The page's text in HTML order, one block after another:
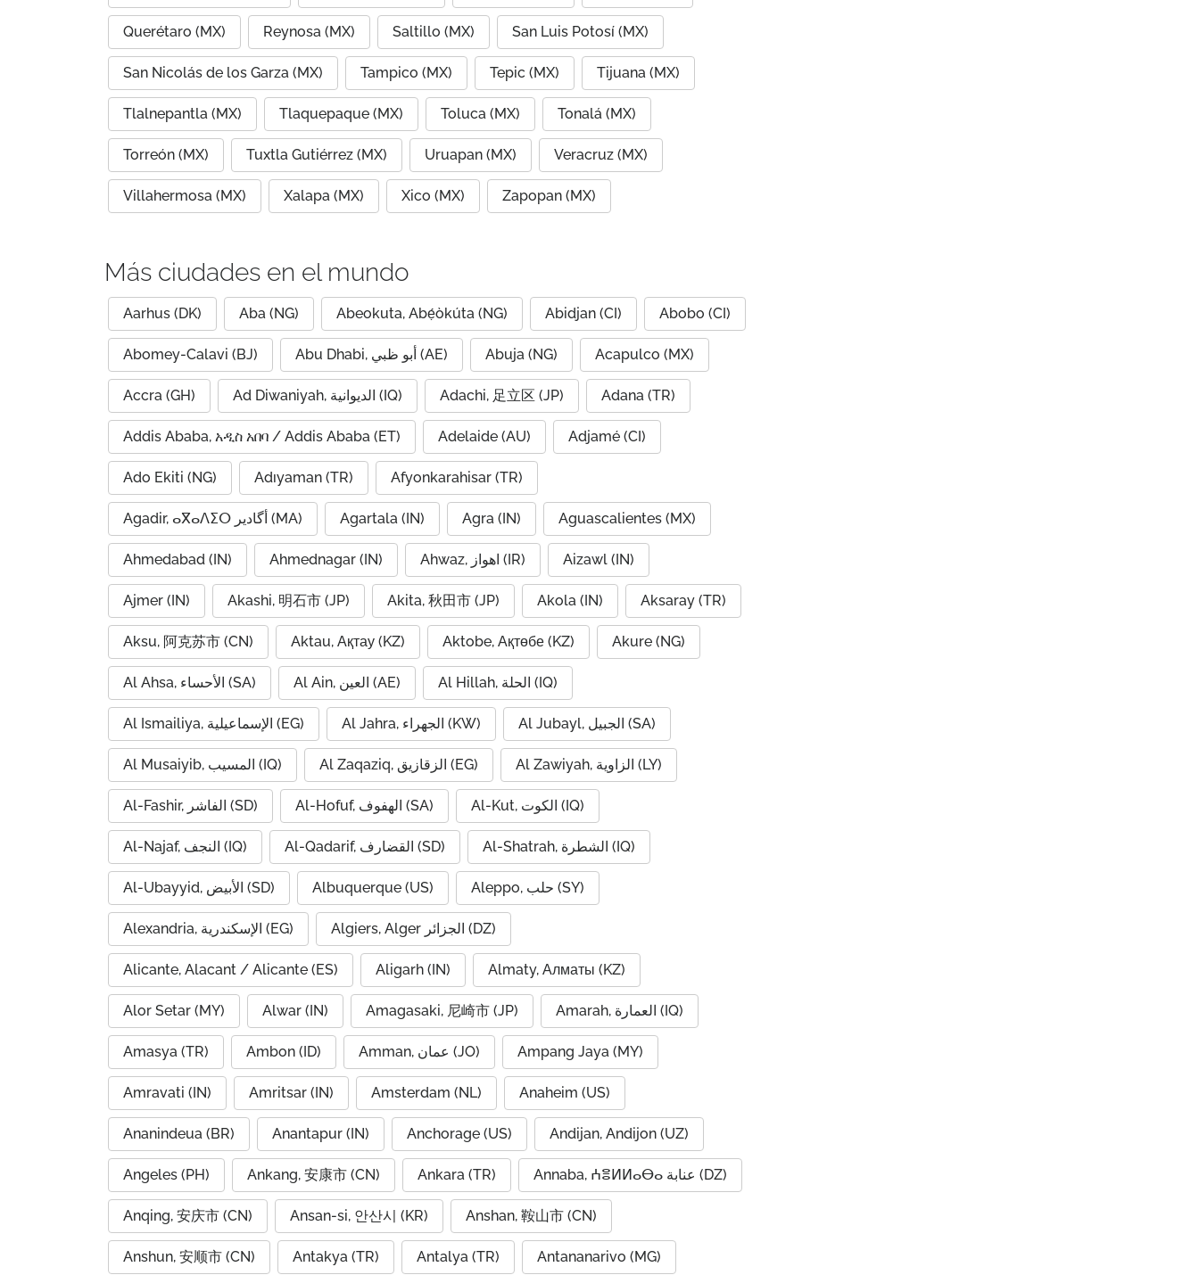
Querétaro (MX) Reynosa (MX) Saltillo (MX) San Luis Potosí (MX)
San Nicolás de los Garza (MX) Tampico (MX) Tepic (MX) Tijuana (MX)
Tlalnepantla (MX) Tlaquepaque (MX) Toluca (MX) Tonalá (MX)
Torreón (MX) Tuxtla Gutiérrez (MX) Uruapan (MX) Veracruz (MX)
Villahermosa (MX) Xalapa (MX) Xico (MX) Zapopan (MX)
Más ciudades en el mundo
Aarhus (DK) Aba (NG) Abeokuta, Abẹ́òkúta (NG) Abidjan (CI) Abobo (CI)
Abomey-Calavi (BJ) Abu Dhabi, أبو ظبي (AE) Abuja (NG) Acapulco (MX)
Accra (GH) Ad Diwaniyah, الديوانية (IQ) Adachi, 足立区 (JP) Adana (TR)
Addis Ababa, አዲስ አበባ / Addis Ababa (ET) Adelaide (AU) Adjamé (CI)
Ado Ekiti (NG) Adıyaman (TR) Afyonkarahisar (TR)
Agadir, ⴰⴳⴰⴷⵉⵔ أگادیر (MA) Agartala (IN) Agra (IN) Aguascalientes (MX)
Ahmedabad (IN) Ahmednagar (IN) Ahwaz, اهواز (IR) Aizawl (IN)
Ajmer (IN) Akashi, 明石市 (JP) Akita, 秋田市 (JP) Akola (IN) Aksaray (TR)
Aksu, 阿克苏市 (CN) Aktau, Ақтау (KZ) Aktobe, Ақтөбе (KZ) Akure (NG)
Al Ahsa, الأحساء (SA) Al Ain, العين (AE) Al Hillah, الحلة (IQ)
Al Ismailiya, الإسماعيلية (EG) Al Jahra, الجهراء (KW) Al Jubayl, الجبيل (SA)
Al Musaiyib, المسيب (IQ) Al Zaqaziq, الزقازيق (EG) Al Zawiyah, الزاوية (LY)
Al-Fashir, الفاشر (SD) Al-Hofuf, الهفوف (SA) Al-Kut, الكوت (IQ)
Al-Najaf, النجف (IQ) Al-Qadarif, القضارف (SD) Al-Shatrah, الشطرة (IQ)
Al-Ubayyid, الأبيض (SD) Albuquerque (US) Aleppo, حلب (SY)
Alexandria, الإسكندرية (EG) Algiers, Alger الجزائر (DZ)
Alicante, Alacant / Alicante (ES) Aligarh (IN) Almaty, Алматы (KZ)
Alor Setar (MY) Alwar (IN) Amagasaki, 尼崎市 (JP) Amarah, العمارة (IQ)
Amasya (TR) Ambon (ID) Amman, عمان (JO) Ampang Jaya (MY)
Amravati (IN) Amritsar (IN) Amsterdam (NL) Anaheim (US)
Ananindeua (BR) Anantapur (IN) Anchorage (US) Andijan, Andijon (UZ)
Angeles (PH) Ankang, 安康市 (CN) Ankara (TR) Annaba, ⵄⴻⵍⵍⴰⴱⴰ عنابة (DZ)
Anqing, 安庆市 (CN) Ansan-si, 안산시 (KR) Anshan, 鞍山市 (CN)
Anshun, 安顺市 (CN) Antakya (TR) Antalya (TR) Antananarivo (MG)